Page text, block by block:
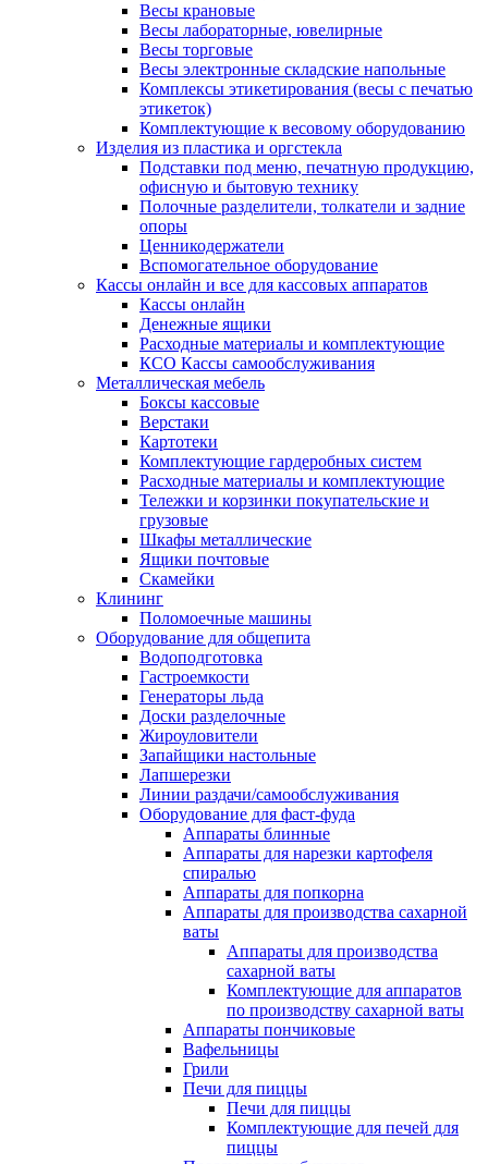
Весы крановые
Весы лабораторные, ювелирные
Весы торговые
Весы электронные складские напольные
Комплексы этикетирования (весы с печатью
этикеток)
Комплектующие к весовому оборудованию
Изделия из пластика и оргстекла
Подставки под меню, печатную продукцию,
офисную и бытовую технику
Полочные разделители, толкатели и задние
опоры
Ценникодержатели
Вспомогательное оборудование
Кассы онлайн и все для кассовых аппаратов
Кассы онлайн
Денежные ящики
Расходные материалы и комплектующие
КСО Кассы самообслуживания
Металлическая мебель
Боксы кассовые
Верстаки
Картотеки
Комплектующие гардеробных систем
Расходные материалы и комплектующие
Тележки и корзинки покупательские и
грузовые
Шкафы металлические
Ящики почтовые
Скамейки
Клининг
Поломоечные машины
Оборудование для общепита
Водоподготовка
Гастроемкости
Генераторы льда
Доски разделочные
Жироуловители
Запайщики настольные
Лапшерезки
Линии раздачи/самообслуживания
Оборудование для фаст-фуда
Аппараты блинные
Аппараты для нарезки картофеля
спиралью
Аппараты для попкорна
Аппараты для производства сахарной
ваты
Аппараты для производства
сахарной ваты
Комплектующие для аппаратов
по производству сахарной ваты
Аппараты пончиковые
Вафельницы
Грили
Печи для пиццы
Печи для пиццы
Комплектующие для печей для
пиццы